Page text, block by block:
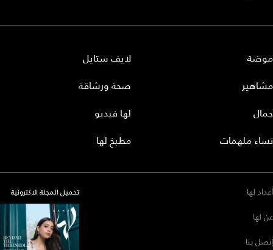
موضة
مشاهير
جمال
نساء ملهمات
لايف ستايل
صحة ورشاقة
لها فيديو
مطبخ لها
أعداد لها
عن لها
إتصل بنا
تحميل المجلة الاكترونية